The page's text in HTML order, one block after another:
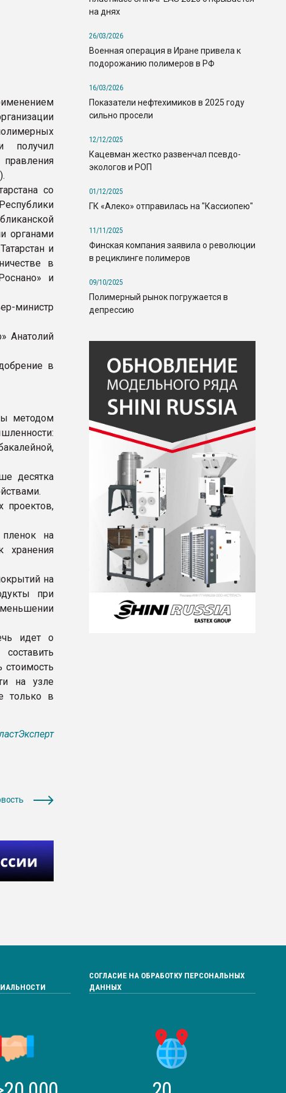
получил
со
органами
и
в
и
министр
Анатолий
в
методом
десятка
проектов,
на
хранения
на
при
идет о
на узле
только в
на днях
26/03/2026
Военная операция в Иране привела к
подорожанию полимеров в РФ
16/03/2026
Показатели нефтехимиков в 2025 году
сильно просели
12/12/2025
Кацевман жестко развенчал псевдо-
экологов и РОП
01/12/2025
ГК «Алеко» отправилась на "Кассиопею"
11/11/2025
Финская компания заявила о революции
в рециклинге полимеров
09/10/2025
Полимерный рынок погружается в
депрессию
СОГЛАСИЕ НА ОБРАБОТКУ ПЕРСОНАЛЬНЫХ
ДАННЫХ